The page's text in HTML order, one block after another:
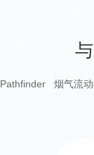
Pathfinder烟气流动